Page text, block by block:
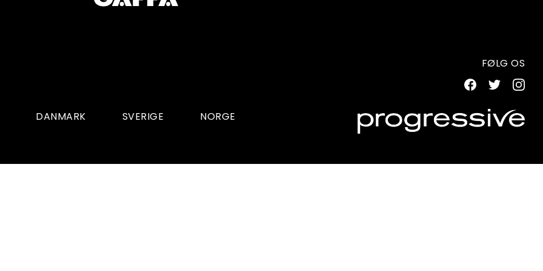
FØLG OS
DANMARK SVERIGE NORGE